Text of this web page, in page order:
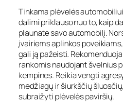
Tinkama plėvelės
dalimi priklauso nuo to, kaip
plaunate savo automobilį.
įvairiems aplinkos
gali ją pažeisti.
rankomis naudojant švelnius
kempines. Reikia vengti
medžiagų ir šiurkščių
subraižyti plėvelės paviršių.